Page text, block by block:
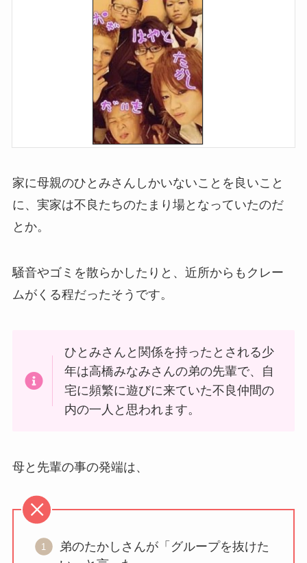
家に母親のひとみさんしかいないことを良いこと
に、実家は不良たちのたまり場となっていたのだ
とか。
騒音やゴミを散らかしたりと、近所からもクレー
ムがくる程だったそうです。
ひとみさんと関係を持ったとされる少
年は高橋みなみさんの弟の先輩で、自
宅に頻繁に遊びに来ていた不良仲間の
内の一人と思われます。
母と先輩の事の発端は、
弟のたかしさんが「グループを抜けた